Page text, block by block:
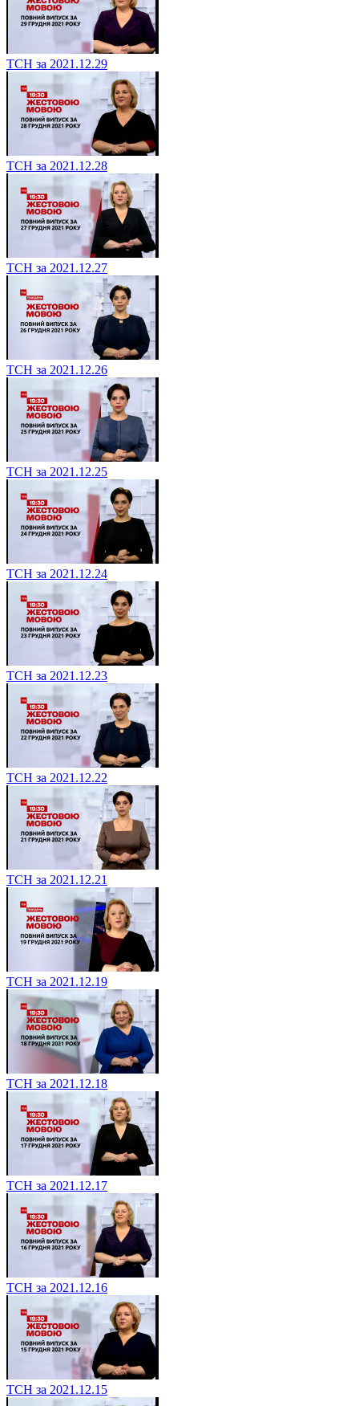
ТСН за 2021.12.29
ТСН за 2021.12.28
ТСН за 2021.12.27
ТСН за 2021.12.26
ТСН за 2021.12.25
ТСН за 2021.12.24
ТСН за 2021.12.23
ТСН за 2021.12.22
ТСН за 2021.12.21
ТСН за 2021.12.19
ТСН за 2021.12.18
ТСН за 2021.12.17
ТСН за 2021.12.16
ТСН за 2021.12.15